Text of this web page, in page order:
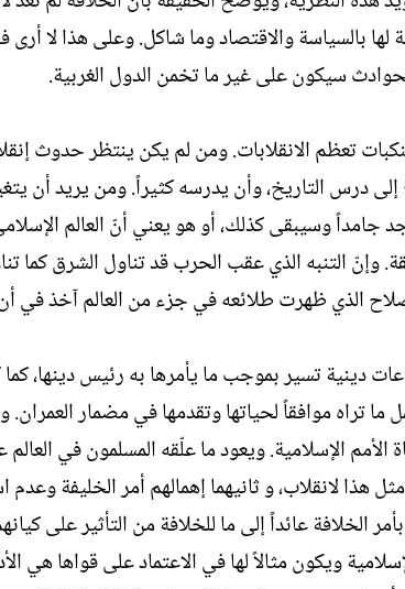
لها بالسياسة والاقتصاد وما شاكل. وعلى هذا لا
سيكون على غير ما تخمن الدول الغربية.
تعظم الانقلابات. ومن لم يكن ينتظر حدوث
درس التاريخ، وأن يدرسه كثيراً. ومن يريد أن
جامداً وسيبقى كذلك، أو هو يعني أنّ العالم
وإنّ التنبه الذي عقب الحرب قد تناول الشرق كما
الذي ظهرت طلائعه في جزء من العالم آخذ في أن
دينية تسير بموجب ما يأمرها به رئيس دينها،
تراه موافقاً لحياتها وتقدمها في مضمار
الإسلامية. ويعود ما علّقه المسلمون في
هذا لانقلاب، و ثانيهما إهمالهم أمر الخليفة وعدم
عائداً إلى ما للخلافة من التأثير على
ويكون مثالاً لها في الاعتماد على قواها هي